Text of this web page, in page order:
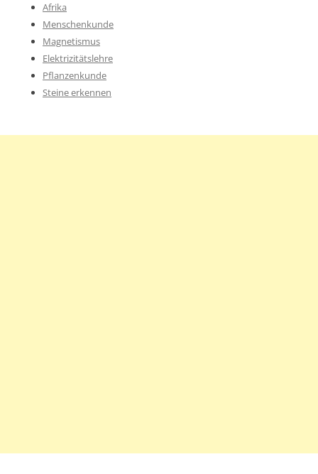
Afrika
Menschenkunde
Magnetismus
Elektrizitätslehre
Pflanzenkunde
Steine erkennen